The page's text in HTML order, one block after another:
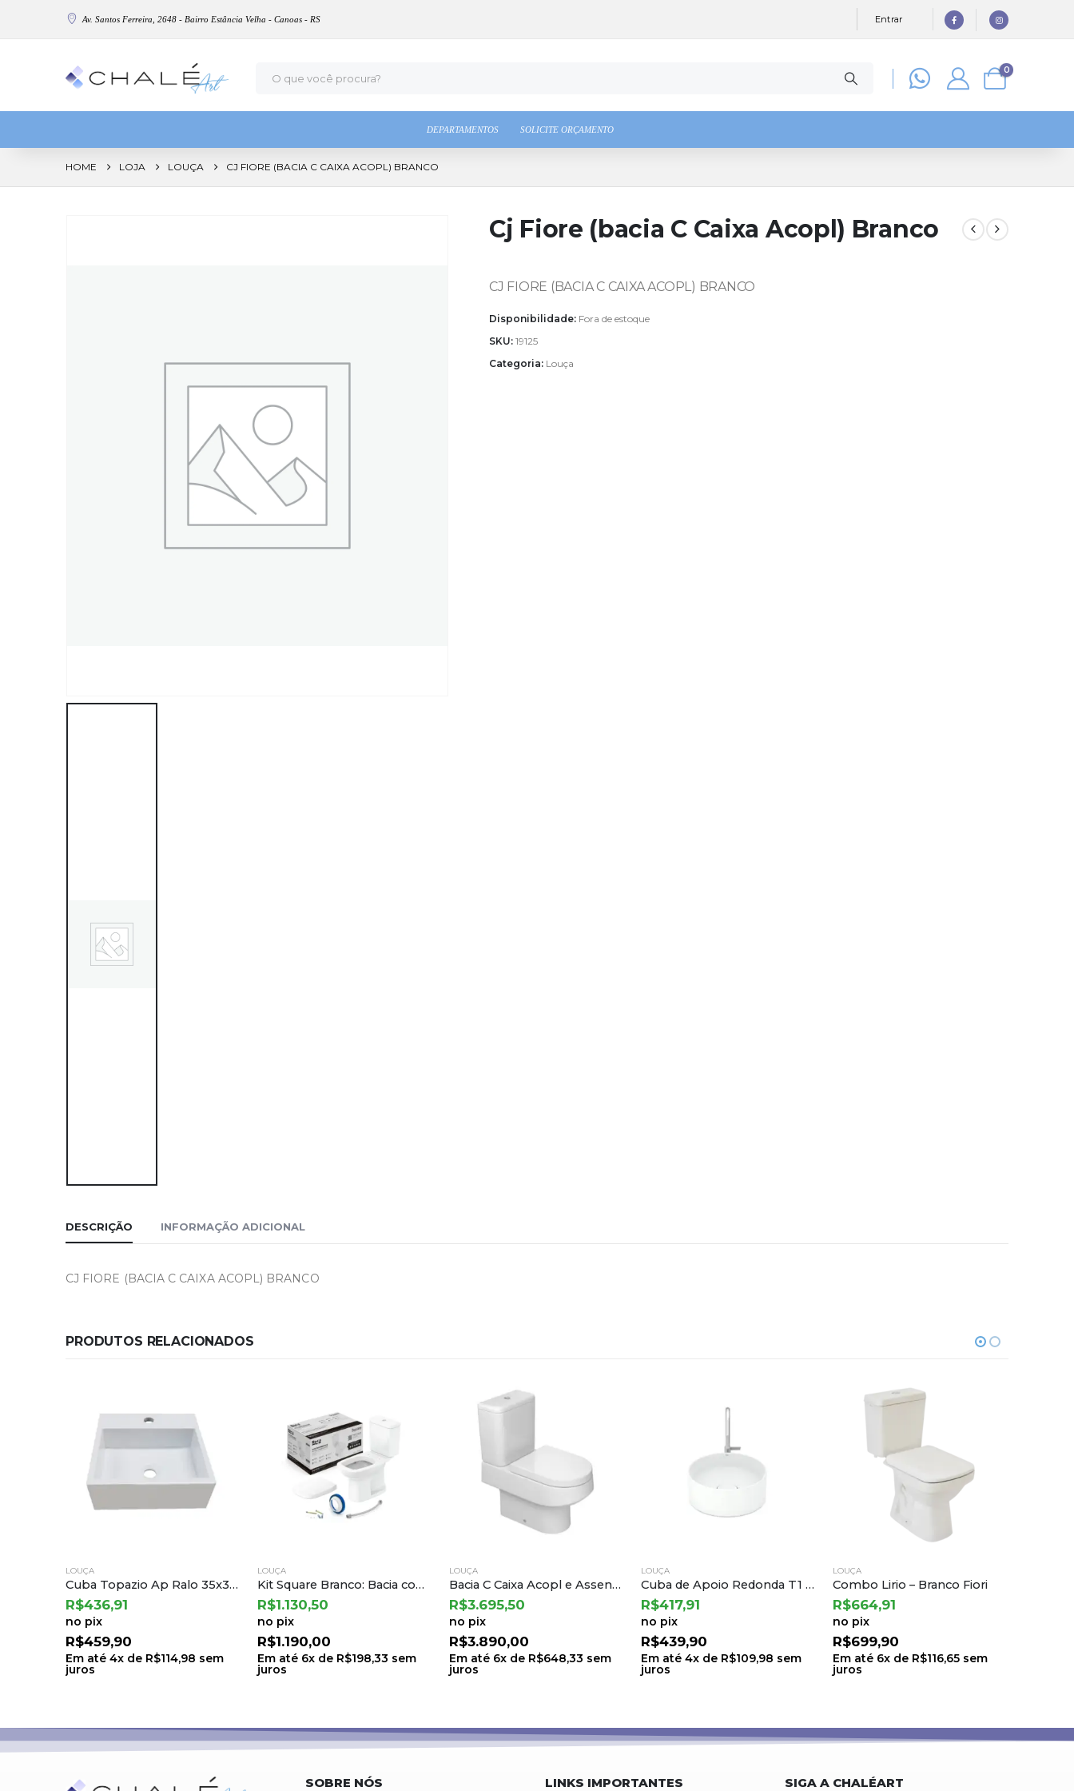
Av. Santos Ferreira, 2648 - Bairro Estância Velha - Canoas - RS Entrar
0
DEPARTAMENTOS SOLICITE ORÇAMENTO
HOME LOJA LOUÇA CJ FIORE (BACIA C CAIXA ACOPL) BRANCO
Cj Fiore (bacia C Caixa Acopl) Branco
CJ FIORE (BACIA C CAIXA ACOPL) BRANCO
Disponibilidade: Fora de estoque
SKU: 19125
Categoria: Louça
DESCRIÇÃO INFORMAÇÃO ADICIONAL
CJ FIORE (BACIA C CAIXA ACOPL) BRANCO
PRODUTOS RELACIONADOS
LOUÇA
Kit Square Branco: Bacia com Caixa Acoplada e Itens de Instalacao – Incepa
R$1.130,50
no pix
R$1.190,00
Em até 6x de R$198,33 sem
juros
LOUÇA
Bacia C Caixa Acopl e Assento Termofixo Carrara/nuova Branco Gelo – Deca
R$3.695,50
no pix
R$3.890,00
Em até 6x de R$648,33 sem
juros
LOUÇA
Cuba de Apoio Redonda T1 30cm – Branco – Roca
R$417,91
no pix
R$439,90
Em até 4x de R$109,98sem
juros
LOUÇA
Combo Lirio – Branco Fiori
R$664,91
no pix
R$699,90
Em até 6x de R$116,65sem
juros
LOUÇA
Bacia Conv Parati Branco
R$160,55
no pix
R$169,00
Em até 1x de R$169,00 sem
juros
SOBRE NÓS LINKS IMPORTANTES SIGA A CHALÉART